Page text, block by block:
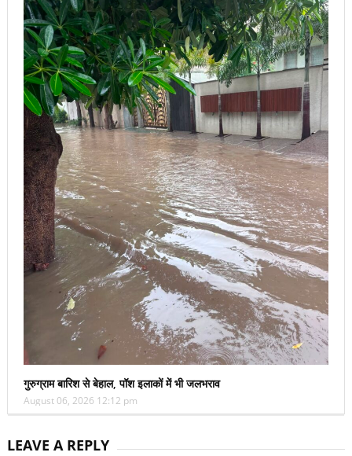
गुरुग्राम बारिश से बेहाल, पॉश इलाकों में भी जलभराव
August 06, 2026 12:12 pm
LEAVE A REPLY